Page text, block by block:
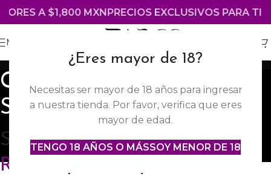
¿Eres mayor de 18?
Necesitas ser mayor de 18 años para ingresar
a nuestra tienda. Por favor, verifica que eres
mayor de edad.
TENGO 18 AÑOS O MÁSSOY MENOR DE 18
A $1,800 MXNPRECIOS EXCLUSIVOS PARA
MENÚ
Guadalupe / Red Room
Speakeasy
SucursalGuadalupe / Red
Room Speakeasy